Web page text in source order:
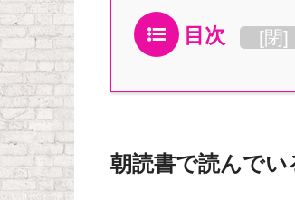
目次 [閉]
朝読書で読んでい